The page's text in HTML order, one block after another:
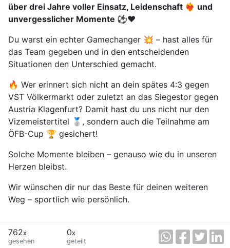
über drei Jahre voller Einsatz, Leidenschaft ❤️‍🔥 und
unvergesslicher Momente ⚽️❤️
Du warst ein echter Gamechanger 💥 – hast alles für
das Team gegeben und in den entscheidenden
Situationen den Unterschied gemacht.
🔥 Wer erinnert sich nicht an dein spätes 4:3 gegen
VST Völkermarkt oder zuletzt an das Siegestor gegen
Austria Klagenfurt? Damit hast du uns nicht nur den
Vizemeistertitel 🥈, sondern auch die Teilnahme am
ÖFB-Cup 🏆 gesichert!
Solche Momente bleiben – genauso wie du in unseren
Herzen bleibst.
Wir wünschen dir nur das Beste für deinen weiteren
Weg – sportlich wie persönlich.
762x
gesehen
0x
geteilt